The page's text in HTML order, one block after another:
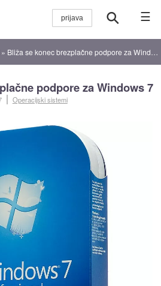
☰
» Bliža se konec brezplačne podpore za Windows 7
podpore za Windows 7
Operacijski sistemi